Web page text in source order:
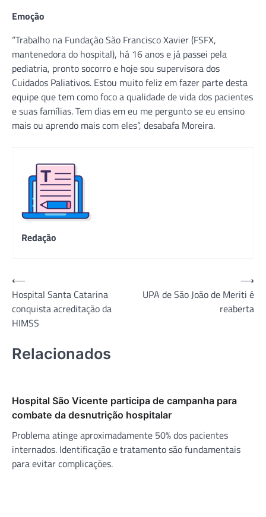
Emoção
“Trabalho na Fundação São Francisco Xavier (FSFX,
mantenedora do hospital), há 16 anos e já passei pela
pediatria, pronto socorro e hoje sou supervisora dos
Cuidados Paliativos. Estou muito feliz em fazer parte desta
equipe que tem como foco a qualidade de vida dos pacientes
e suas famílias. Tem dias em eu me pergunto se eu ensino
mais ou aprendo mais com eles”, desabafa Moreira.
Redação
Navegação
de
Post
⟵
Hospital Santa Catarina
conquista acreditação da
HIMSS
UPA de São João de Meriti é
reaberta
⟶
Relacionados
Hospital São Vicente participa de campanha para
combate da desnutrição hospitalar
Problema atinge aproximadamente 50% dos pacientes
internados. Identificação e tratamento são fundamentais
para evitar complicações.